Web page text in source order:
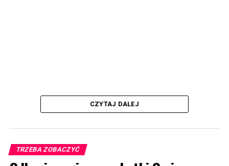
CZYTAJ DALEJ
TRZEBA ZOBACZYĆ